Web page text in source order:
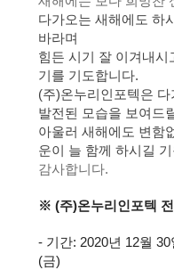
다가오는 새해에도 하
바라며
힘든 시기 잘 이겨내시
기를 기도합니다.
(주)온누리인포텍은 다
발전된 모습을 보여드
아울러 새해에도 변함
운이 늘 함께 하시길
감사합니다.
※ (주)온누리인포텍
- 기간: 2020년 12월
(금)